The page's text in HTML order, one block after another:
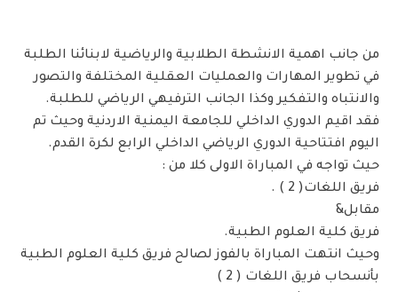
من جانب اهمية الانشطة الطلابية والرياضية لابنائنا الطلبة
في تطوير المهارات والعمليات العقلية المختلفة والتصور
والانتباه والتفكير وكذا الجانب الترفيهي الرياضي للطلبة.
فقد اقيم الدوري الداخلي للجامعة اليمنية الاردنية وحيث تم
اليوم افتتاحية الدوري الرياضي الداخلي الرابع لكرة القدم.
حيث تواجه في المباراة الاولى كلا من :
فريق اللغات( 2 ) .
مقابل&
فريق كلية العلوم الطبية.
وحيث انتهت المباراة بالفوز لصالح فريق كلية العلوم الطبية
بأنسحاب فريق اللغات ( 2 )